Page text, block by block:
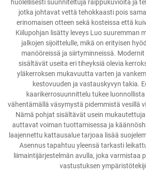
huolellisesti suunniteltuja raippukuvioita ja
jotka johtavat vettä tehokkaasti pois
erinomaisen otteen sekä kosteissa että
Kiilupohjan lisätty leveys Luo suuremman
jalkojen sijoittelulle, mikä on erityisen
manööreissä ja siirtyminneissä.
sisältävät useita eri tiheyksiä olevia
yläkerroksen mukavuutta varten ja
kestovuuden ja vastauskyvyn takia.
kaarikerrosuunnittelu tukee
vähentämällä väsymystä pidemmistä vesillä
Nämä pohjat sisältävät usein
auttavat voiman tuottamisessa ja
laajennettu kattausalue tarjoaa lisää
Asennus tapahtuu yleensä tarkasti
liimaintijärjestelmän avulla, joka varmistaa
vastustuksen